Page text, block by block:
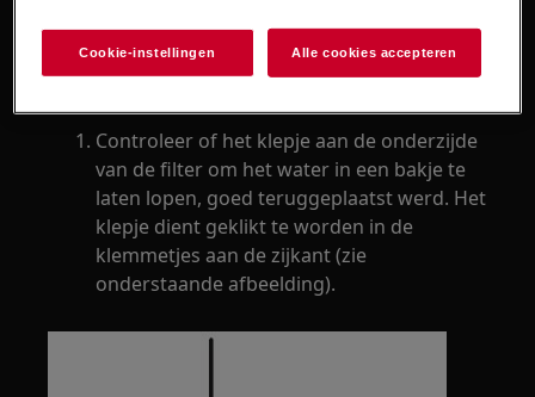
Wanneer het restwater volledig is
afgevoerd, wordt het brommende geluid
Controleer of het klepje aan de onderzijde
van de filter om het water in een bakje te
laten lopen, goed teruggeplaatst werd. Het
klepje dient geklikt te worden in de
klemmetjes aan de zijkant (zie
onderstaande afbeelding).
Cookie-instellingen Alle cookies accepteren